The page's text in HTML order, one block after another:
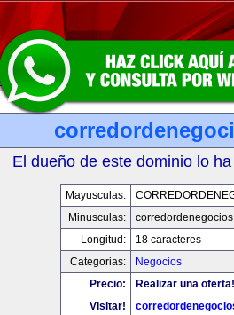
El dueño de este dominio lo
Mayusculas:
Minusculas:
Longitud:
18 caracteres
Categorias:
Negocios
Precio:
Realizar una oferta!
Visitar!